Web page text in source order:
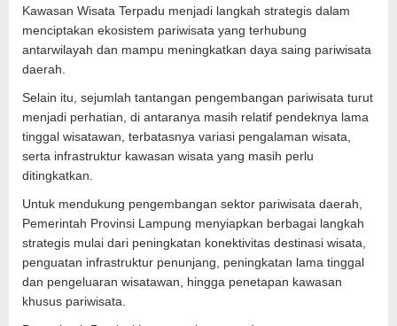
Kawasan Wisata Terpadu menjadi langkah strategis dalam
menciptakan ekosistem pariwisata yang terhubung
antarwilayah dan mampu meningkatkan daya saing pariwisata
daerah.
Selain itu, sejumlah tantangan pengembangan pariwisata turut
menjadi perhatian, di antaranya masih relatif pendeknya lama
tinggal wisatawan, terbatasnya variasi pengalaman wisata,
serta infrastruktur kawasan wisata yang masih perlu
ditingkatkan.
Untuk mendukung pengembangan sektor pariwisata daerah,
Pemerintah Provinsi Lampung menyiapkan berbagai langkah
strategis mulai dari peningkatan konektivitas destinasi wisata,
penguatan infrastruktur penunjang, peningkatan lama tinggal
dan pengeluaran wisatawan, hingga penetapan kawasan
khusus pariwisata.